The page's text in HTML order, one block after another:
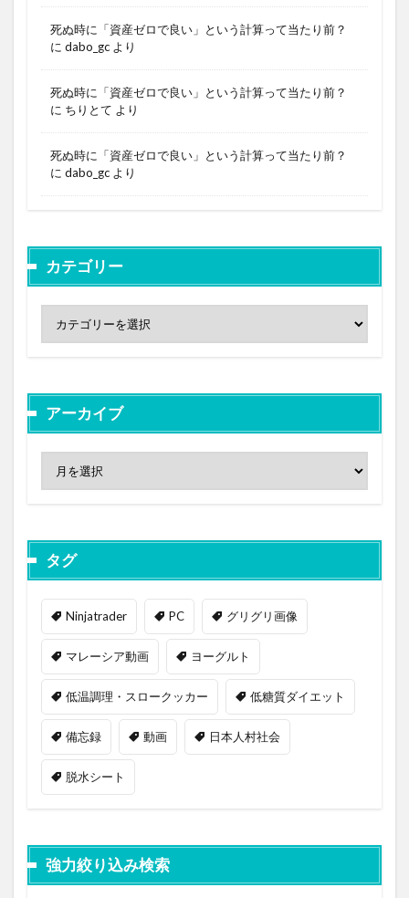
死ぬ時に「資産ゼロで良い」という計算って当たり前？
に dabo_gc より
死ぬ時に「資産ゼロで良い」という計算って当たり前？
に ちりとて より
死ぬ時に「資産ゼロで良い」という計算って当たり前？
に dabo_gc より
カテゴリー
アーカイブ
タグ
Ninjatrader PC グリグリ画像
マレーシア動画 ヨーグルト
低温調理・スロークッカー 低糖質ダイエット
備忘録 動画 日本人村社会
脱水シート
強力絞り込み検索